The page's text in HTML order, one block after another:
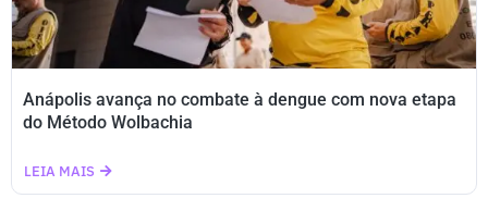
Anápolis avança no combate à dengue com nova etapa
do Método Wolbachia
LEIA MAIS